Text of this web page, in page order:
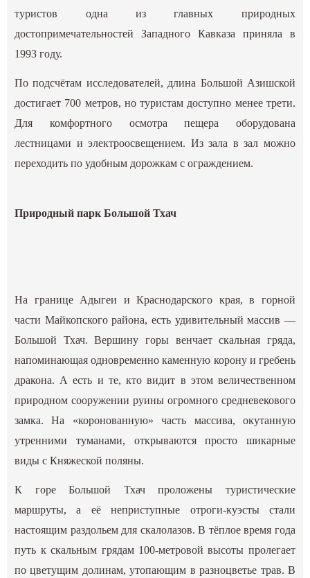
туристов одна из главных природных
достопримечательностей Западного Кавказа приняла в
1993 году.
По подсчётам исследователей, длина Большой Азишской
достигает 700 метров, но туристам доступно менее трети.
Для комфортного осмотра пещера оборудована
лестницами и электроосвещением. Из зала в зал можно
переходить по удобным дорожкам с ограждением.
Природный парк Большой Тхач
На границе Адыгеи и Краснодарского края, в горной
части Майкопского района, есть удивительный массив —
Большой Тхач. Вершину горы венчает скальная гряда,
напоминающая одновременно каменную корону и гребень
дракона. А есть и те, кто видит в этом величественном
природном сооружении руины огромного средневекового
замка. На «коронованную» часть массива, окутанную
утренними туманами, открываются просто шикарные
виды с Княжеской поляны.
К горе Большой Тхач проложены туристические
маршруты, а её неприступные отроги-куэсты стали
настоящим раздольем для скалолазов. В тёплое время года
путь к скальным грядам 100-метровой высоты пролегает
по цветущим долинам, утопающим в разноцветье трав. В